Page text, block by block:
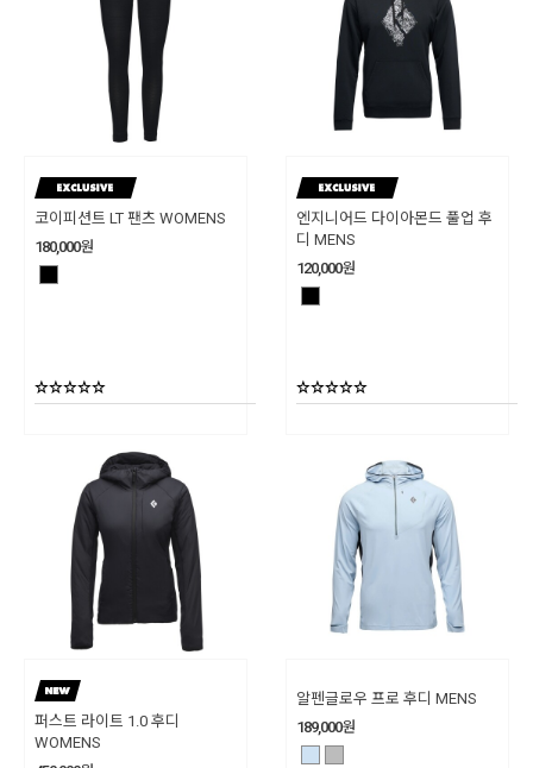
코이피션트 LT 팬츠 WOMENS
180,000원
엔지니어드 다이아몬드 풀업 후
디 MENS
120,000원
퍼스트 라이트 1.0 후디
WOMENS
알펜글로우 프로 후디 MENS
189,000원